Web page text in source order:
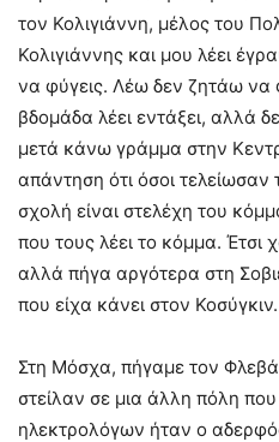
τον Κολιγιάννη, μέλος του
Κολιγιάννης και μου λέει
να φύγεις. Λέω δεν ζητάω
βδομάδα λέει εντάξει, αλλά
μετά κάνω γράμμα στην
απάντηση ότι όσοι τελείωσαν
σχολή είναι στελέχη του
που τους λέει το κόμμα. Έτσι
αλλά πήγα αργότερα στη
που είχα κάνει στον Κοσύγκιν.
Στη Μόσχα, πήγαμε τον
στείλαν σε μια άλλη πόλη
ηλεκτρολόγων ήταν ο